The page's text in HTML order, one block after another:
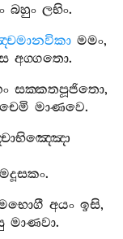
බහුං ලභිං.
මමං,
අග‍්ගතො.
සක‍්කතපූජිතො,
මාණවෙ.
.
අයං ඉසි,
මාණවා.